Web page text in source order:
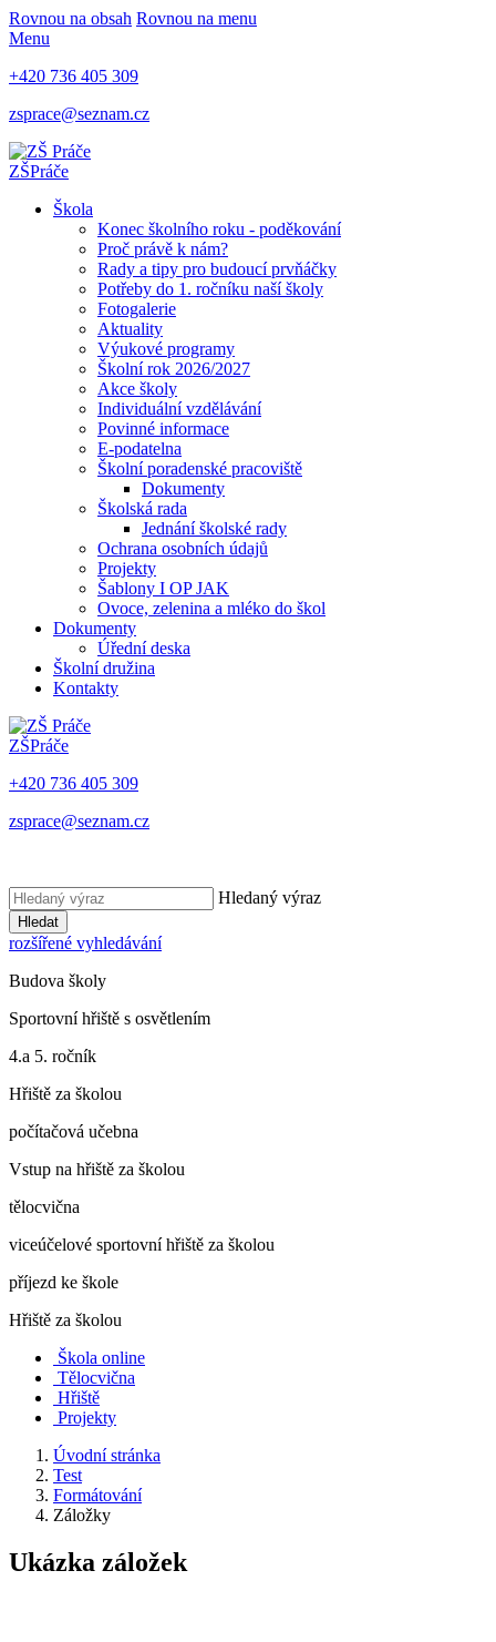
Rovnou na obsah Rovnou na menu
Menu
+420 736 405 309
zsprace@seznam.cz
ZŠPráče
Škola
Konec školního roku - poděkování
Proč právě k nám?
Rady a tipy pro budoucí prvňáčky
Potřeby do 1. ročníku naší školy
Fotogalerie
Aktuality
Výukové programy
Školní rok 2026/2027
Akce školy
Individuální vzdělávání
Povinné informace
E-podatelna
Školní poradenské pracoviště
Dokumenty
Školská rada
Jednání školské rady
Ochrana osobních údajů
Projekty
Šablony I OP JAK
Ovoce, zelenina a mléko do škol
Dokumenty
Úřední deska
Školní družina
Kontakty
ZŠPráče
+420 736 405 309
zsprace@seznam.cz
Hledaný výraz
Hledat
rozšířené vyhledávání
Budova školy
Sportovní hřiště s osvětlením
4.a 5. ročník
Hřiště za školou
počítačová učebna
Vstup na hřiště za školou
tělocvična
viceúčelové sportovní hřiště za školou
příjezd ke škole
Hřiště za školou
Škola online
Tělocvična
Hřiště
Projekty
Úvodní stránka
Test
Formátování
Záložky
Ukázka záložek